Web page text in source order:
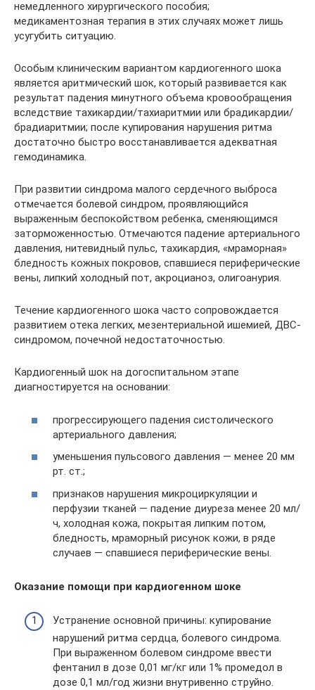
немедленного хирургического пособия;
медикаментозная терапия в этих случаях может лишь
усугубить ситуацию.
Особым клиническим вариантом кардиогенного шока
является аритмический шок, который развивается как
результат падения минутного объема кровообращения
вследствие тахикардии/тахиаритмии или брадикардии/
брадиаритмии; после купирования нарушения ритма
достаточно быстро восстанавливается адекватная
гемодинамика.
При развитии синдрома малого сердечного выброса
отмечается болевой синдром, проявляющийся
выраженным беспокойством ребенка, сменяющимся
заторможенностью. Отмечаются падение артериального
давления, нитевидный пульс, тахикардия, «мраморная»
бледность кожных покровов, спавшиеся периферические
вены, липкий холодный пот, акроцианоз, олигоанурия.
Течение кардиогенного шока часто сопровождается
развитием отека легких, мезентериальной ишемией, ДВС-
синдромом, почечной недостаточностью.
Кардиогенный шок на догоспитальном этапе
диагностируется на основании:
прогрессирующего падения систолического
артериального давления;
уменьшения пульсового давления — менее 20 мм
рт. ст.;
признаков нарушения микроциркуляции и
перфузии тканей — падение диуреза менее 20 мл/
ч, холодная кожа, покрытая липким потом,
бледность, мраморный рисунок кожи, в ряде
случаев — спавшиеся периферические вены.
Оказание помощи при кардиогенном шоке
Устранение основной причины: купирование
нарушений ритма сердца, болевого синдрома.
При выраженном болевом синдроме ввести
фентанил в дозе 0,01 мг/кг или 1% промедол в
дозе 0,1 мл/год жизни внутривенно струйно.